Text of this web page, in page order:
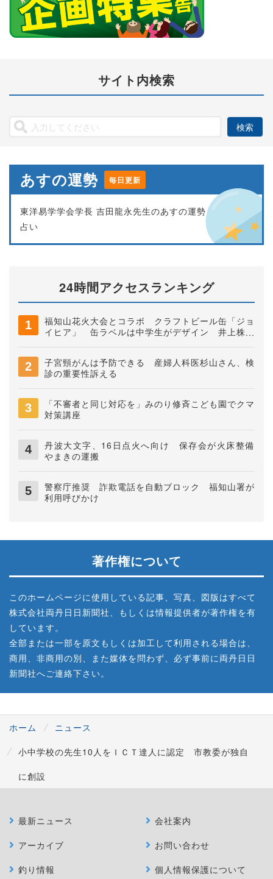
サイト内検索
あすの運勢 毎日更新
東洋易学学会学長 吉田龍永先生のあすの運勢
占い
24時間アクセスランキング
福知山花火大会とコラボ クラフトビール缶「ジョ
イヒア」 缶ラベルは中学生がデザイン 井上株式
子宮頸がんは予防できる 産婦人科医杉山さん、検
診の重要性訴える
「不審者と同じ対応を」みのり修斉こども園でクマ
対策講座
丹波大文字、16日点火へ向け 保存会が火床整備
やまきの運搬
警察庁推奨 詐欺電話を自動ブロック 福知山署が
利用呼びかけ
著作権について
このホームページに使用している記事、写真、図版はすべて
株式会社両丹日日新聞社、もしくは情報提供者が著作権を有
しています。
全部または一部を原文もしくは加工して利用される場合は、
商用、非商用の別、また媒体を問わず、必ず事前に両丹日日
新聞社へご連絡下さい。
ホーム
ニュース
小中学校の先生10人をＩＣＴ達人に認定 市教委が独自
に創設
最新ニュース
アーカイブ
釣り情報
会社案内
お問い合わせ
個人情報保護について